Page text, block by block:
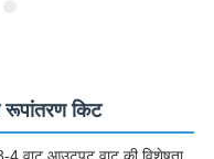
रूपांतरण किट